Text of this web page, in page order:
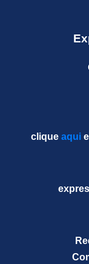
clique aquie